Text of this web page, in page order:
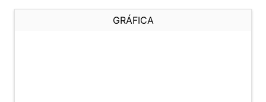
GRÁFICA